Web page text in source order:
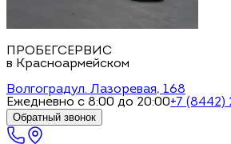
ПРОБЕГСЕРВИС
в Красноармейском
Волгоградул. Лазоревая, 168
Ежедневно с 8:00 до 20:00+7
Обратный звонок